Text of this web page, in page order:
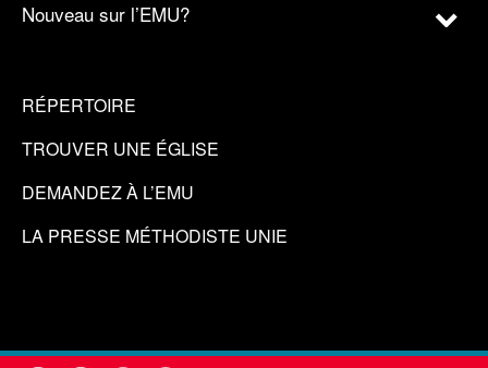
Nouveau sur l’EMU?
RÉPERTOIRE
TROUVER UNE ÉGLISE
DEMANDEZ À L’EMU
LA PRESSE MÉTHODISTE UNIE